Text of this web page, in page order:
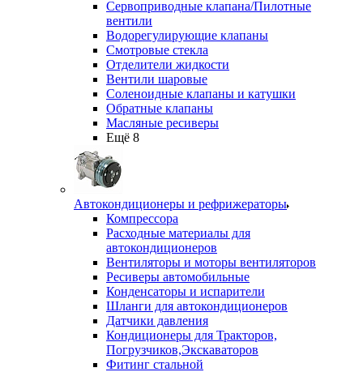
Сервоприводные клапана/Пилотные
вентили
Водорегулирующие клапаны
Смотровые стекла
Отделители жидкости
Вентили шаровые
Соленоидные клапаны и катушки
Обратные клапаны
Масляные ресиверы
Ещё 8
Автокондиционеры и рефрижераторы
Компрессора
Расходные материалы для
автокондиционеров
Вентиляторы и моторы вентиляторов
Ресиверы автомобильные
Конденсаторы и испарители
Шланги для автокондиционеров
Датчики давления
Кондиционеры для Тракторов,
Погрузчиков,Экскаваторов
Фитинг стальной